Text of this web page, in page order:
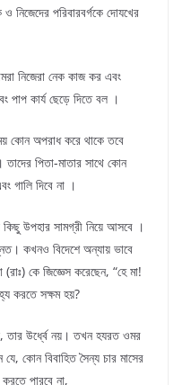
নিজেদের পরিবারবর্গকে দোযখের
নিজেরা নেক কাজ কর এবং
পাপ কার্য ছেড়ে দিতে বল ।
কোন অপরাধ করে থাকে তবে
পিতা-মাতার সাথে কোন
গালি দিবে না ।
কিছু উপহার সামগ্রী নিয়ে আসবে ।
কখনও বিদেশে অন্যায় ভাবে
কে জিজ্ঞেস করেছেন, “হে মা!
করতে সক্ষম হয়?
তার উর্ধ্বে নয়। তখন হযরত ওমর
কোন বিবাহিত সৈন্য চার মাসের
পারবে না,